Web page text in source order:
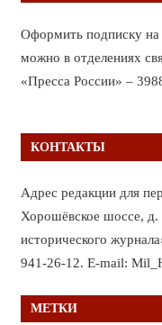
Оформить подписку на
можно в отделениях
«Пресса России» –
КОНТАКТЫ
Адрес редакции для
Хорошёвское шоссе,
исторического
941-26-12. E-mail:
МЕТКИ